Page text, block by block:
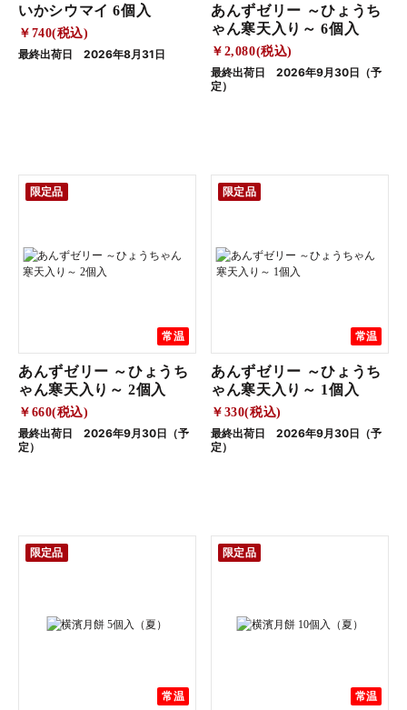
いかシウマイ 6個入
￥740(税込)
最終出荷日 2026年8月31日
あんずゼリー ～ひょうち
ゃん寒天入り～ 6個入
￥2,080(税込)
最終出荷日 2026年9月30日（予
定）
限定品
常温
あんずゼリー ～ひょうち
ゃん寒天入り～ 2個入
￥660(税込)
最終出荷日 2026年9月30日（予
定）
限定品
常温
あんずゼリー ～ひょうち
ゃん寒天入り～ 1個入
￥330(税込)
最終出荷日 2026年9月30日（予
定）
限定品
常温
限定品
常温